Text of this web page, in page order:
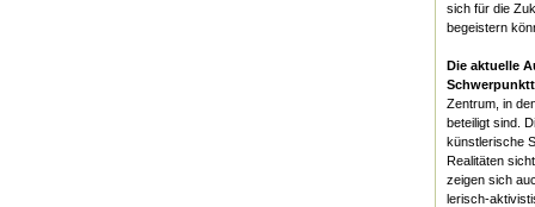
sich für die
begeistern
Die aktuelle
Zentrum, in
beteiligt sind.
künstlerische
Realitäten
zeigen sich
lerisch-